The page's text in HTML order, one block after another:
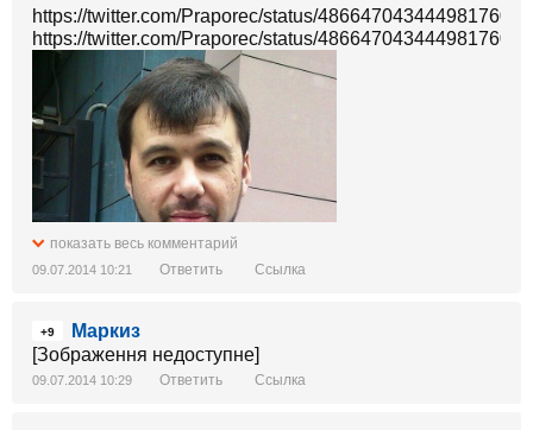
https://twitter.com/Praporec/status/486647043444981760/
https://twitter.com/Praporec/status/486647043444981760/
показать весь комментарий
09.07.2014 10:21 Ответить Ссылка
+9
Маркиз
[Зображення недоступне]
09.07.2014 10:29 Ответить Ссылка